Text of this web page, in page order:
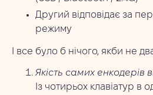
Другий відповідає за
режиму
І все було б нічого, якби не
Якість самих енкодерів
Із чотирьох клавіатур в